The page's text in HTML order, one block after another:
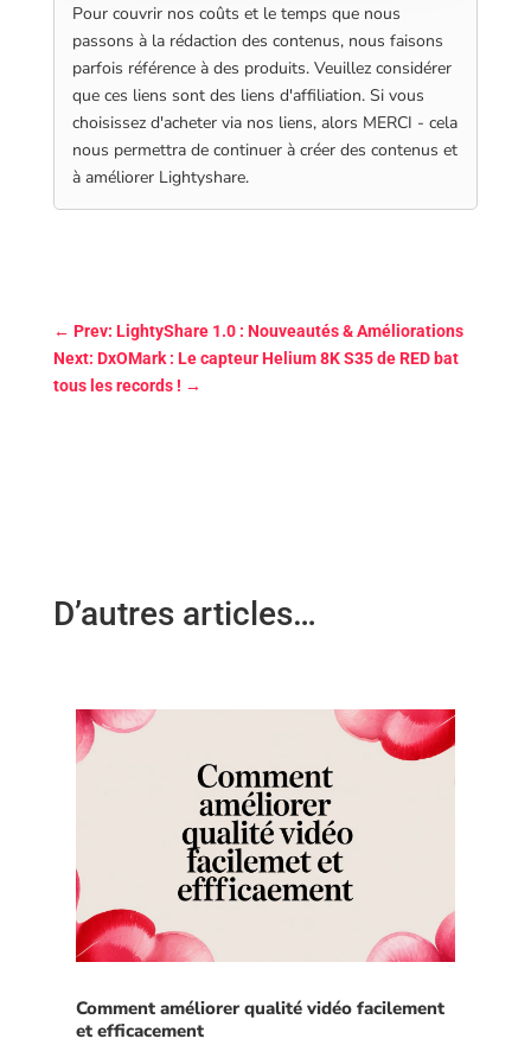
Pour couvrir nos coûts et le temps que nous
passons à la rédaction des contenus, nous faisons
parfois référence à des produits. Veuillez considérer
que ces liens sont des liens d'affiliation. Si vous
choisissez d'acheter via nos liens, alors MERCI - cela
nous permettra de continuer à créer des contenus et
à améliorer Lightyshare.
← Prev: LightyShare 1.0 : Nouveautés & Améliorations
Next: DxOMark : Le capteur Helium 8K S35 de RED bat
tous les records ! →
D’autres articles…
Comment améliorer qualité vidéo facilement
et efficacement